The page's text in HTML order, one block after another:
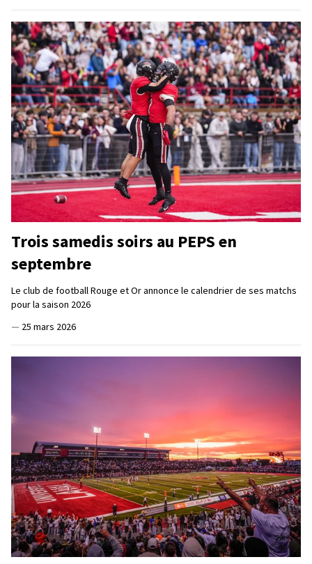
Trois samedis soirs au PEPS en
septembre
Le club de football Rouge et Or annonce le calendrier de ses matchs
pour la saison 2026
— 25 mars 2026